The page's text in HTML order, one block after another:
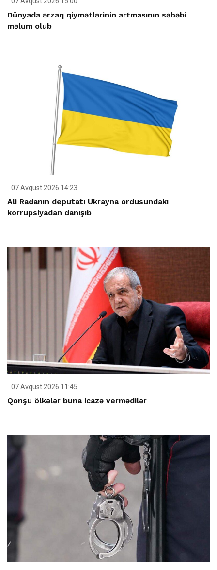
Dünyada ərzaq qiymətlərinin artmasının səbəbi
məlum olub
07 Avqust 2026 14:23
Ali Radanın deputatı Ukrayna ordusundakı
korrupsiyadan danışıb
07 Avqust 2026 11:45
Qonşu ölkələr buna icazə vermədilər